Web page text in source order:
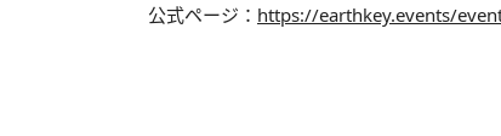
公式ページ： https://earthkey.events/